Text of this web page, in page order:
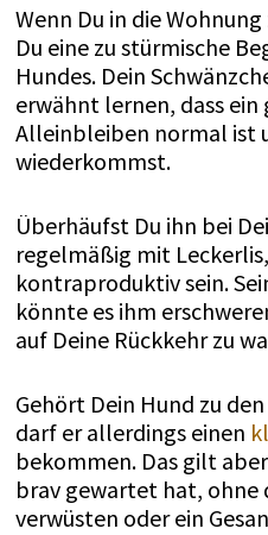
Wenn Du in die
Du eine zu stürmische
Hundes. Dein
erwähnt lernen, dass
Alleinbleiben normal ist
wiederkommst.
Überhäufst Du ihn bei
regelmäßig mit
kontraproduktiv sein.
könnte es ihm
auf Deine Rückkehr zu
Gehört Dein Hund zu
darf er allerdings einen
bekommen. Das gilt
brav gewartet hat, ohne
verwüsten oder ein